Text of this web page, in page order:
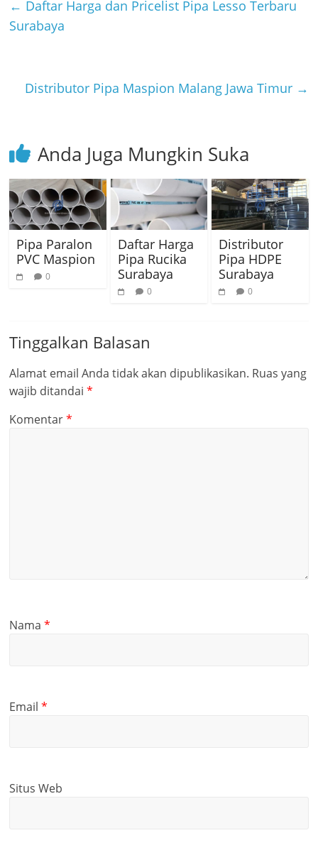
← Daftar Harga dan Pricelist Pipa Lesso Terbaru
Surabaya
Distributor Pipa Maspion Malang Jawa Timur →
Anda Juga Mungkin Suka
Pipa Paralon
PVC Maspion
0
Daftar Harga
Pipa Rucika
Surabaya
0
Distributor
Pipa HDPE
Surabaya
0
Tinggalkan Balasan
Alamat email Anda tidak akan dipublikasikan. Ruas yang
wajib ditandai*
Komentar*
Nama*
Email*
Situs Web